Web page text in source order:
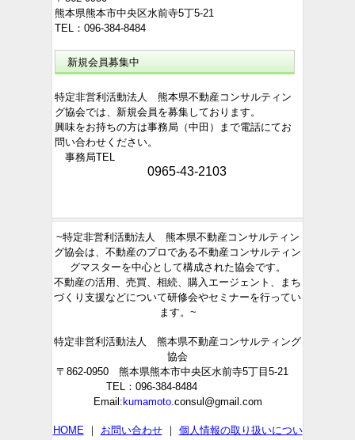
熊本県熊本市中央区水前寺5丁5-21
TEL：096-384-8484
新規会員募集中
特定非営利活動法人 熊本県不動産コンサルティン
グ協会では、新規会員を募集しております。
興味をお持ちの方は事務局（中田）まで電話にてお
問い合わせください。
事務局TEL
0965-43-2103
~特定非営利活動法人 熊本県不動産コンサルティン
グ協会は、不動産のプロである不動産コンサルティン
グマスターを中心として構成された協会です。
不動産の活用、売買、相続、購入エージェント、まち
づくり支援などについて研修会やセミナーを行ってい
ます。~
特定非営利活動法人 熊本県不動産コンサルティング
協会
〒862-0950 熊本県熊本市中央区水前寺5丁目5-21
TEL：096-384-8484
Email: kumamoto.consul@gmail.com
HOME｜ お問い合わせ｜ 個人情報の取り扱いについ